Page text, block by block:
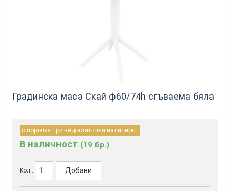
Градинска маса Скай ф60/74h сгъваема бяла
с поръчка при недостатъчна наличност
В наличност (19 бр.)
Кол.: Добави